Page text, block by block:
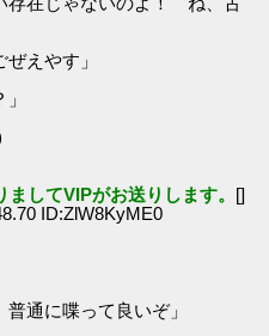
えやす」
してVIPがお送りします。 []
ID:ZlW8KyME0
通に喋って良いぞ」